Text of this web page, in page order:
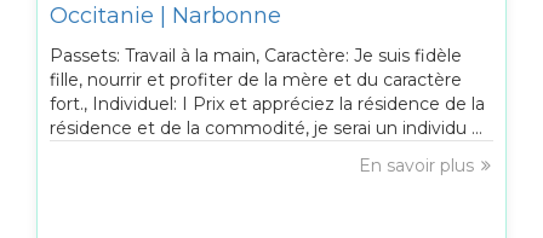
Occitanie | Narbonne
Passets: Travail à la main, Caractère: Je suis fidèle
fille, nourrir et profiter de la mère et du caractère
fort., Individuel: I Prix et appréciez la résidence de la
résidence et de la commodité, je serai un individu ...
En savoir plus